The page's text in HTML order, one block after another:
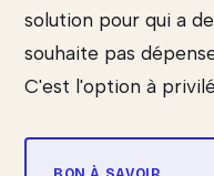
solution pour qui a
souhaite pas
C'est l'option à